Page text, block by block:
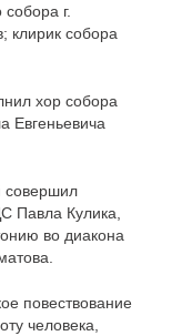
г.
клирик собора
хор собора
Евгеньевича
совершил
Павла Кулика,
во диакона
повествование
человека,